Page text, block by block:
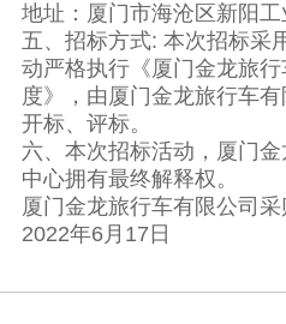
地址：厦门市海沧区新阳
五、招标方式: 本次招标采
动严格执行《厦门金龙旅
度》，由厦门金龙旅行车
开标、评标。
六、本次招标活动，厦门
中心拥有最终解释权。
厦门金龙旅行车有限公司
2022年6月17日